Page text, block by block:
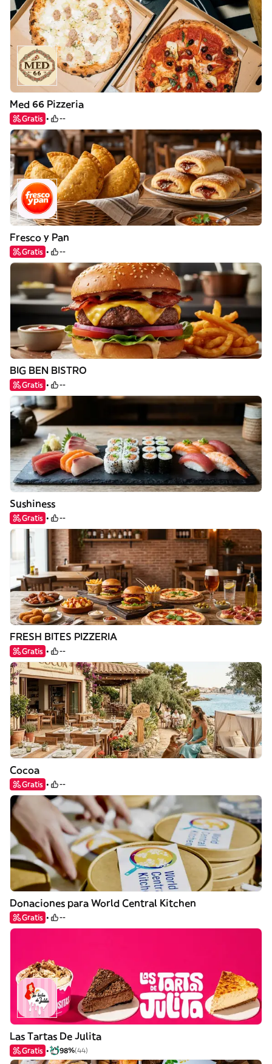
Med 66 Pizzeria
Gratis --
Fresco y Pan
Gratis --
BIG BEN BISTRO
Gratis --
Sushiness
Gratis --
FRESH BITES PIZZERIA
Gratis --
Cocoa
Gratis --
Donaciones para World Central Kitchen
Gratis --
Las Tartas De Julita
Gratis 98%(44)